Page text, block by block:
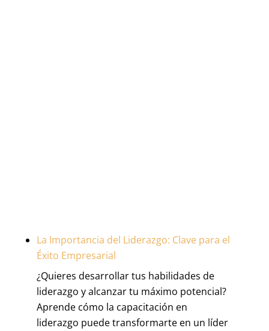
La Importancia del Liderazgo: Clave para el
Éxito Empresarial
¿Quieres desarrollar tus habilidades de
liderazgo y alcanzar tu máximo potencial?
Aprende cómo la capacitación en
liderazgo puede transformarte en un líder